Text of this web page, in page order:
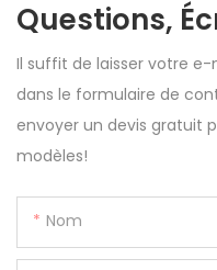
Questions,
Il suffit de laisser votre
dans le formulaire de
envoyer un devis gratuit
modèles!
Nom